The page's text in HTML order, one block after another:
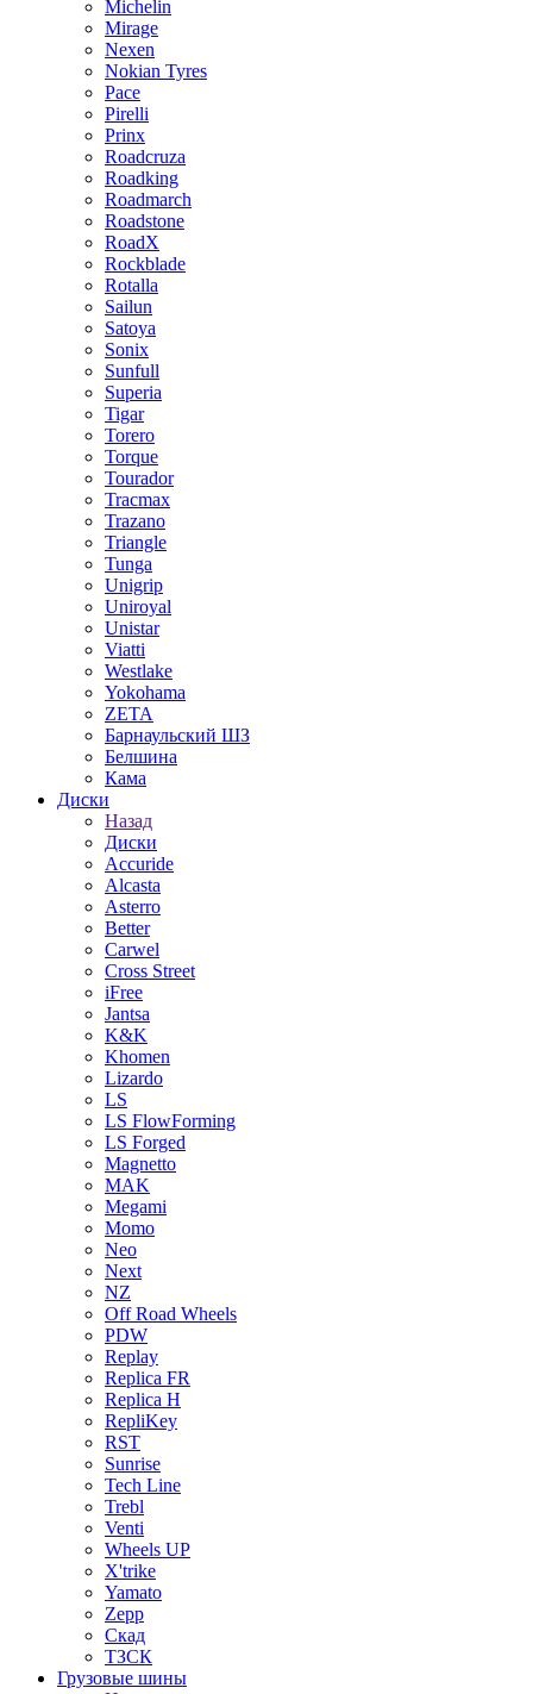
Michelin
Mirage
Nexen
Nokian Tyres
Pace
Pirelli
Prinx
Roadcruza
Roadking
Roadmarch
Roadstone
RoadX
Rockblade
Rotalla
Sailun
Satoya
Sonix
Sunfull
Superia
Tigar
Torero
Torque
Tourador
Tracmax
Trazano
Triangle
Tunga
Unigrip
Uniroyal
Unistar
Viatti
Westlake
Yokohama
ZETA
Барнаульский ШЗ
Белшина
Кама
Диски
Назад
Диски
Accuride
Alcasta
Asterro
Better
Carwel
Cross Street
iFree
Jantsa
K&K
Khomen
Lizardo
LS
LS FlowForming
LS Forged
Magnetto
MAK
Megami
Momo
Neo
Next
NZ
Off Road Wheels
PDW
Replay
Replica FR
Replica H
RepliKey
RST
Sunrise
Tech Line
Trebl
Venti
Wheels UP
X'trike
Yamato
Zepp
Скад
ТЗСК
Грузовые шины